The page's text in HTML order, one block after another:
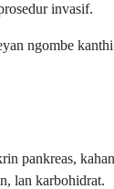
invasif.
ngombe
pankreas,
lan karbohidrat.